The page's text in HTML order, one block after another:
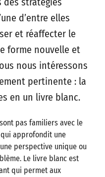
d’entre elles
et réaffecter le
forme nouvelle et
nous intéressons
pertinente : la
en un livre blanc.
pas familiers avec le
approfondit une
perspective unique ou
Le livre blanc est
qui permet aux